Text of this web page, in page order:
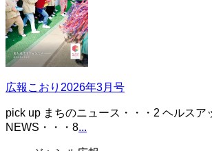
広報こおり2026年3月号
pick up まちのニュース・・・2 ヘルスア
NEWS・・・8...